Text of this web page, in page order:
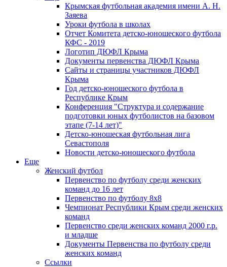
Крымская футбольная академия имени А. Н.
Заяева
Уроки футбола в школах
Отчет Комитета детско-юношеского футбола
КФС - 2019
Логотип ДЮФЛ Крыма
Документы первенства ДЮФЛ Крыма
Сайты и страницы участников ДЮФЛ
Крыма
Год детско-юношеского футбола в
Республике Крым
Конференция "Структура и содержание
подготовки юных футболистов на базовом
этапе (7-14 лет)"
Детско-юношеская футбольная лига
Севастополя
Новости детско-юношеского футбола
Еще
Женский футбол
Первенство по футболу среди женских
команд до 16 лет
Первенство по футболу 8х8
Чемпионат Республики Крым среди женских
команд
Первенство среди женских команд 2000 г.р.
и младше
Документы Первенства по футболу среди
женских команд
Ссылки